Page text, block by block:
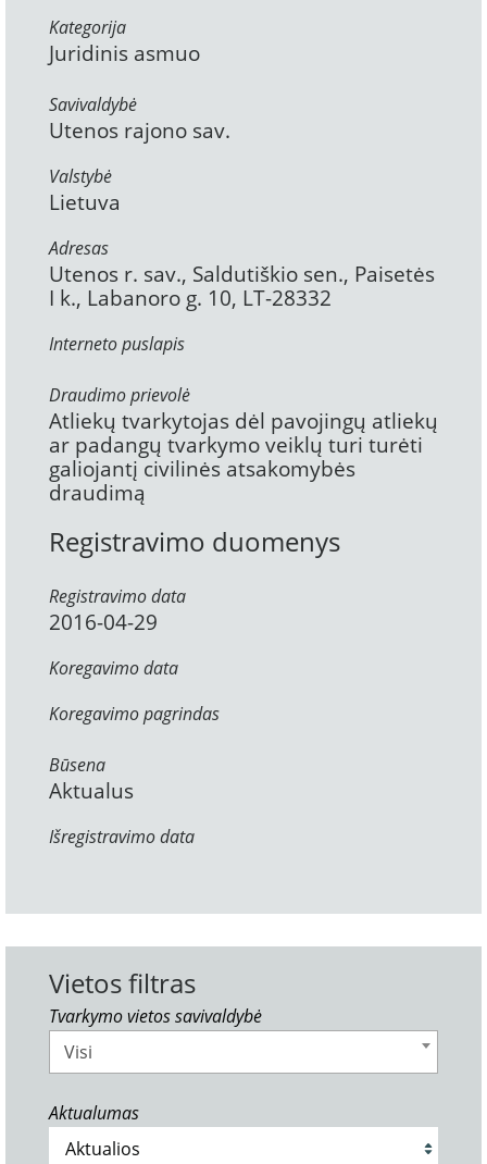
Kategorija
Juridinis asmuo
Savivaldybė
Utenos rajono sav.
Valstybė
Lietuva
Adresas
Utenos r. sav., Saldutiškio sen., Paisetės
I k., Labanoro g. 10, LT-28332
Interneto puslapis
Draudimo prievolė
Atliekų tvarkytojas dėl pavojingų atliekų
ar padangų tvarkymo veiklų turi turėti
galiojantį civilinės atsakomybės
draudimą
Registravimo duomenys
Registravimo data
2016-04-29
Koregavimo data
Koregavimo pagrindas
Būsena
Aktualus
Išregistravimo data
Vietos filtras
Tvarkymo vietos savivaldybė
Visi
Aktualumas